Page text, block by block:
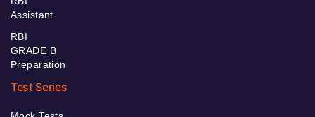
Assistant
RBI
GRADE B
Preparation
Test Series